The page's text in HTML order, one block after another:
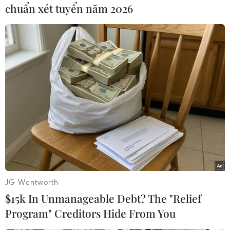
ảnh mổ xác một con cá voi tìm thấy gần lãnh
hải với Malaysia và phát hiện 80 túi rác nhựa
trong dạ dày con cá voi này.
Thái Lan là một trong những nước tiêu thụ đồ
nhựa nhiều nhất thế giới. Theo báo cáo của Tổ
chức Bảo vệ Đại dương (Ocean Conservancy)
năm 2015, hơn một nửa trong số 8 triệu tấn rác
thải nhựa được đổ xuống các đại dương của thế
giới mỗi năm là từ 5 nước châu Á, trong đó có
Trung Quốc và một số nước ASEAN./.
(TTXVN/Vietnam+)
chuẩn xét tuyển năm 2026
JG Wentworth
$15k In Unmanageable Debt? The "Relief
Program" Creditors Hide From You